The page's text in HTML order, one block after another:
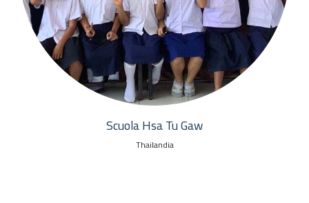
Scuola Hsa Tu Gaw
Thailandia